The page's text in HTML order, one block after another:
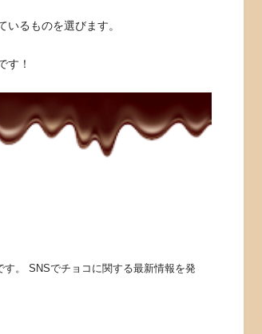
るものを選びます。
す！
。 SNSでチョコに関する最新情報を発